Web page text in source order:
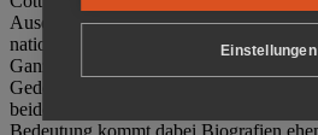
Auseinandersetzung mit politischem
nationalsozialistischen Terrorherrschaft
Ganzjährig zeigen mehrere Dauer- und
Gedenkstätte Zuchthaus Cottbus
beiden deutschen Diktaturen des 20.
Bedeutung kommt dabei Biografien
Einstellungen